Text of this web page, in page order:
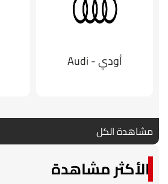
أودي - Audi
مشاهدة الكل
الأكثر مشاهدة